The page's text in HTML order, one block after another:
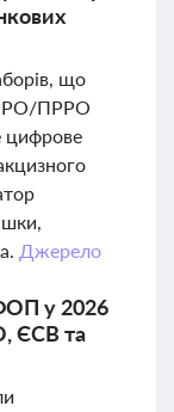
що
РРО/ПРРО
цифрове
Джерело
у 2026
ЄСВ та